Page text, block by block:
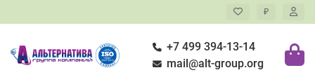
₽
+7 499 394-13-14
mail@alt-group.org